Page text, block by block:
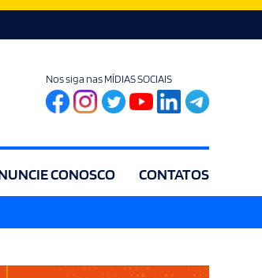
Nos siga nas MÍDIAS SOCIAIS
CONOSCO CONTATOS